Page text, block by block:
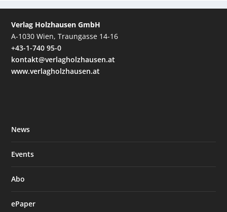
Verlag Holzhausen GmbH
A-1030 Wien, Traungasse 14-16
+43-1-740 95-0
kontakt@verlagholzhausen.at
www.verlagholzhausen.at
News
Events
Abo
ePaper